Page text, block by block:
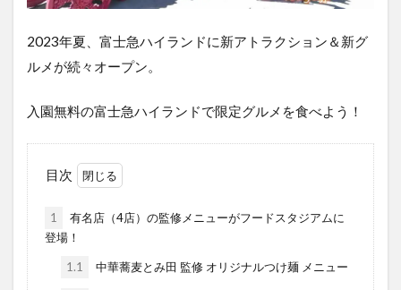
2023年夏、富士急ハイランドに新アトラクション＆新グ
ルメが続々オープン。
入園無料の富士急ハイランドで限定グルメを食べよう！
目次
1
有名店（4店）の監修メニューがフードスタジアムに
登場！
1.1 中華蕎麦とみ田 監修 オリジナルつけ麺 メニュー